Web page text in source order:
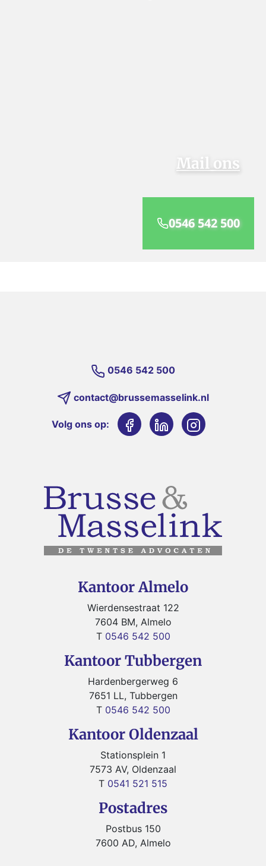
Mail ons
0546 542 500
0546 542 500
contact@brussemasselink.nl
Volg ons op:
Kantoor Almelo
Wierdensestraat 122
7604 BM, Almelo
T 0546 542 500
Kantoor Tubbergen
Hardenbergerweg 6
7651 LL, Tubbergen
T 0546 542 500
Kantoor Oldenzaal
Stationsplein 1
7573 AV, Oldenzaal
T 0541 521 515
Postadres
Postbus 150
7600 AD, Almelo